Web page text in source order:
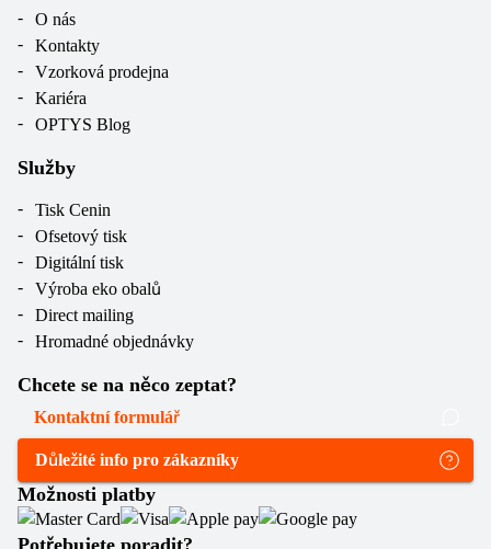
O nás
Kontakty
Vzorková prodejna
Kariéra
OPTYS Blog
Služby
Tisk Cenin
Ofsetový tisk
Digitální tisk
Výroba eko obalů
Direct mailing
Hromadné objednávky
Chcete se na něco zeptat?
Kontaktní formulář
Důležité info pro zákazníky
Možnosti platby
Potřebujete poradit?